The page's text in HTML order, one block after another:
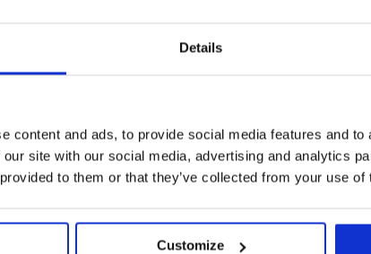
Details
content and ads, to provide social media features and
site with our social media, advertising and analytics
to them or that they’ve collected from your use
Customize
Ze stejné kolekce